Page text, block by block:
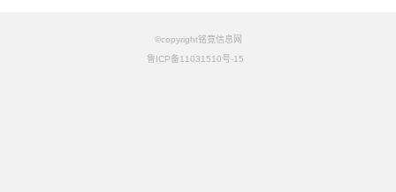
©copyright铭竟信息网
鲁ICP备11031510号-15